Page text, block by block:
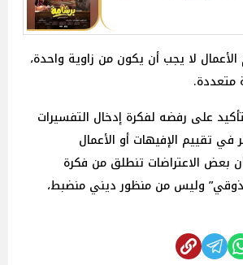
لا يجب أن يكون من زاوية واحدة،
متعددة.
على رفضه لفكرة إدخال التفسيرات
في تقييم الإفيهات أو الأعمال
بعض الاعتراضات تنطلق من فكرة
الذوقي” وليس من منظور ديني منضبط،